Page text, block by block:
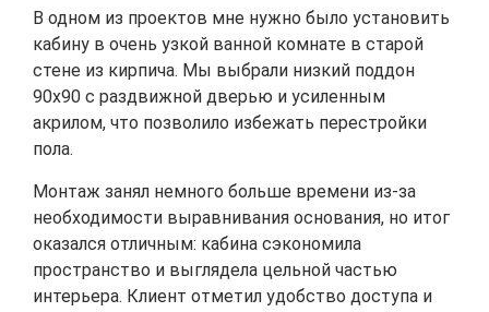
В одном из проектов мне нужно было установить
кабину в очень узкой ванной комнате в старой
стене из кирпича. Мы выбрали низкий поддон
90х90 с раздвижной дверью и усиленным
акрилом, что позволило избежать перестройки
пола.
Монтаж занял немного больше времени из-за
необходимости выравнивания основания, но итог
оказался отличным: кабина сэкономила
пространство и выглядела цельной частью
интерьера. Клиент отметил удобство доступа и